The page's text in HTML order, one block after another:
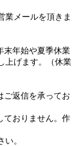
業メールを頂きま
末年始や夏季休業
上げます。（休業
ご返信を承ってお
ておりません。作
。